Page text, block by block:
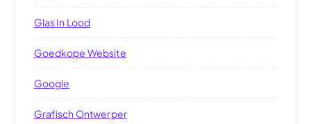
Glas In Lood
Goedkope Website
Google
Grafisch Ontwerper